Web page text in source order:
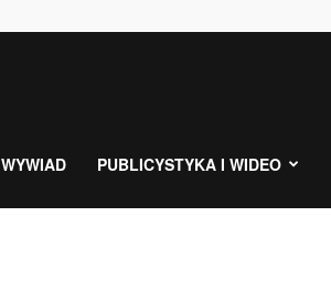
WYWIAD PUBLICYSTYKA I WIDEO